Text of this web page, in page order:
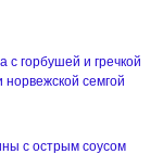
с горбушей и гречкой
норвежской семгой
с острым соусом